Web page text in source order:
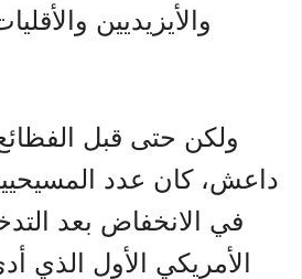
والأيزيديين
ولكن حتى قبل الفظائع
داعش، كان عدد
في الانخفاض بعد
الأمريكي الأول الذي